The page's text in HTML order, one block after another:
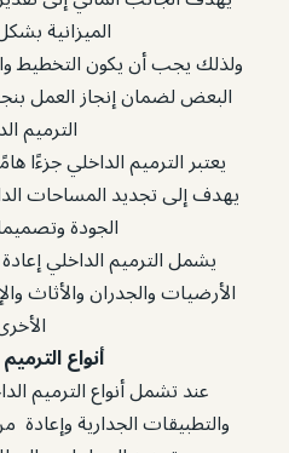
الميزانية
ولذلك يجب أن يكون التخطيط
البعض لضمان إنجاز العمل
الترميم
يعتبر الترميم الداخلي جزءًا
يهدف إلى تجديد المساحات
الجودة
يشمل الترميم الداخلي
الأرضيات والجدران والأثاث
أنواع
عند تشمل أنواع الترميم
والتطبيقات الجدارية